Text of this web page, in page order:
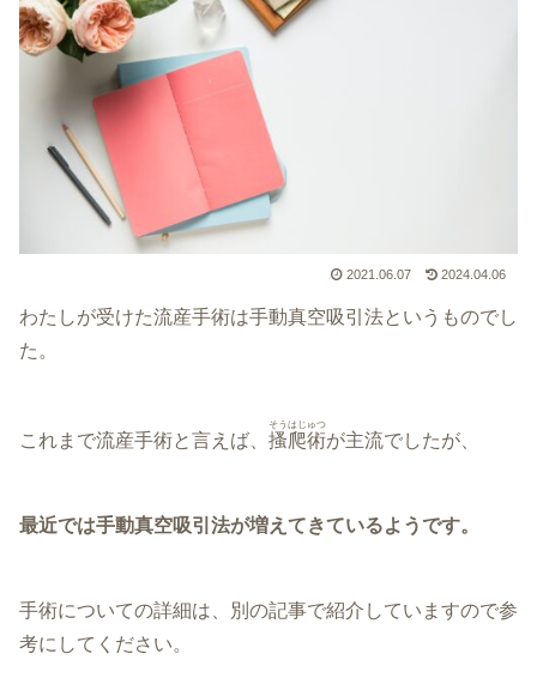
2021.06.07 2024.04.06
わたしが受けた流産手術は手動真空吸引法というものでし
た。
これまで流産手術と言えば、 搔爬術
そうはじゅつ
が主流でしたが、
最近では手動真空吸引法が増えてきているようです。
手術についての詳細は、別の記事で紹介していますので参
考にしてください。